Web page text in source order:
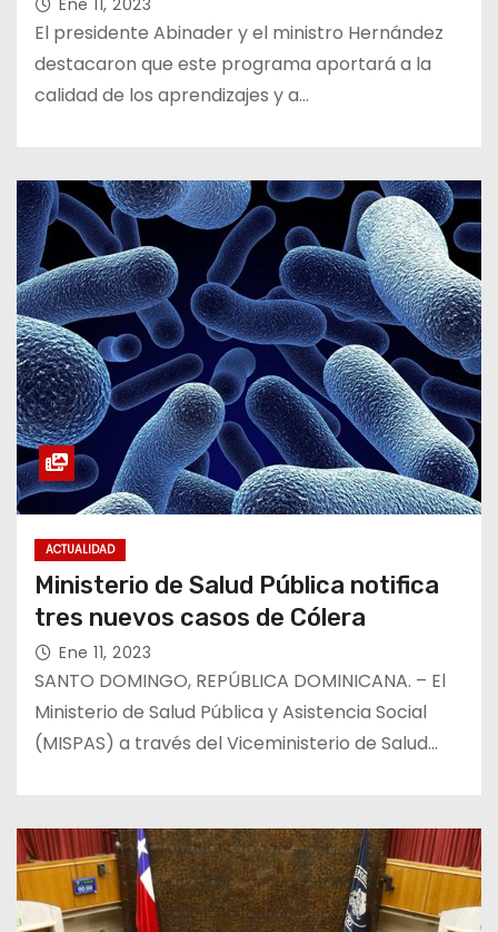
Ene 11, 2023
El presidente Abinader y el ministro Hernández
destacaron que este programa aportará a la
calidad de los aprendizajes y a…
ACTUALIDAD
Ministerio de Salud Pública notifica
tres nuevos casos de Cólera
Ene 11, 2023
SANTO DOMINGO, REPÚBLICA DOMINICANA. – El
Ministerio de Salud Pública y Asistencia Social
(MISPAS) a través del Viceministerio de Salud…